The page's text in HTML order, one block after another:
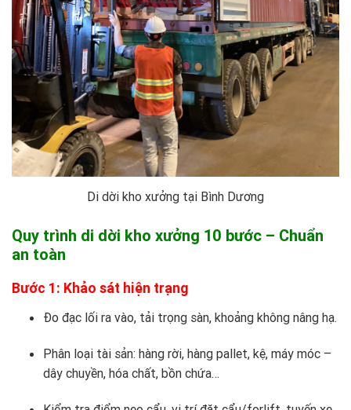
Di dời kho xưởng tại Bình Dương
Quy trình di dời kho xưởng 10 bước – Chuẩn
an toàn
Bước 1: Khảo sát hiện trạng
Đo đạc lối ra vào, tải trọng sàn, khoảng không nâng hạ.
Phân loại tài sản: hàng rời, hàng pallet, kệ, máy móc –
dây chuyền, hóa chất, bồn chứa…